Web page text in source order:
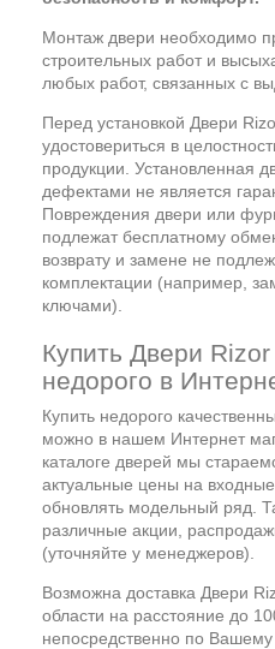
Монтаж двери необходимо
строительных работ и
любых работ, связанных с
Перед установкой Двери
удостовериться в
продукции. Установленная
дефектами не является
Повреждения двери или
подлежат бесплатному
возврату и замене не
комплектации (например,
ключами).
Купить Двери
недорого в
Купить недорого
можно в нашем Интернет
каталоге дверей мы
актуальные цены на
обновлять модельный ряд.
различные акции,
(уточняйте у менеджеров).
Возможна доставка Двери
области на расстояние до
непосредственно по